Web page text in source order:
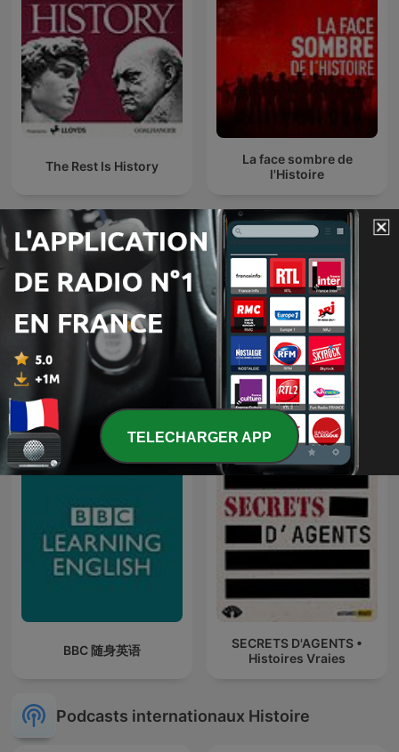
The Rest Is History
La face sombre de
l'Histoire
Au coeur de l’histoire -
Stéphane Bern - l’intégrale
Histoire Vraie
BBC 随身英语
SECRETS D'AGENTS •
Histoires Vraies
Podcasts internationaux Histoire
TELECHARGER APP